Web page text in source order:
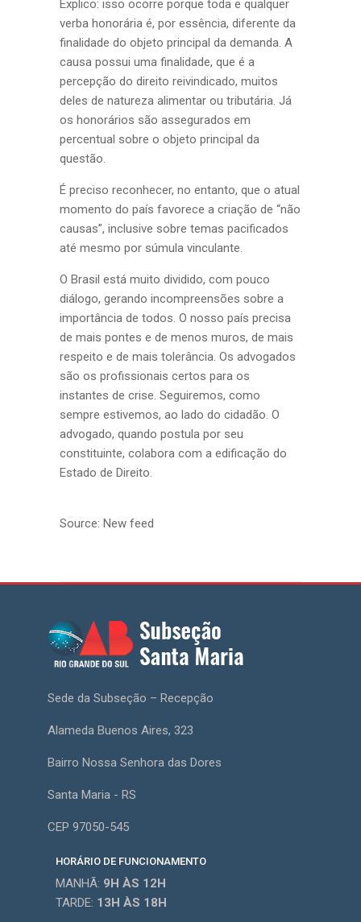
Explico: isso ocorre porque toda e qualquer
verba honorária é, por essência, diferente da
finalidade do objeto principal da demanda. A
causa possui uma finalidade, que é a
percepção do direito reivindicado, muitos
deles de natureza alimentar ou tributária. Já
os honorários são assegurados em
percentual sobre o objeto principal da
questão.
É preciso reconhecer, no entanto, que o atual
momento do país favorece a criação de “não
causas”, inclusive sobre temas pacificados
até mesmo por súmula vinculante.
O Brasil está muito dividido, com pouco
diálogo, gerando incompreensões sobre a
importância de todos. O nosso país precisa
de mais pontes e de menos muros, de mais
respeito e de mais tolerância. Os advogados
são os profissionais certos para os
instantes de crise. Seguiremos, como
sempre estivemos, ao lado do cidadão. O
advogado, quando postula por seu
constituinte, colabora com a edificação do
Estado de Direito.
Source: New feed
Sede da Subseção – Recepção
Alameda Buenos Aires, 323
Bairro Nossa Senhora das Dores
Santa Maria - RS
CEP 97050-545
HORÁRIO DE FUNCIONAMENTO
MANHÃ: 9H ÀS 12H
TARDE: 13H ÀS 18H